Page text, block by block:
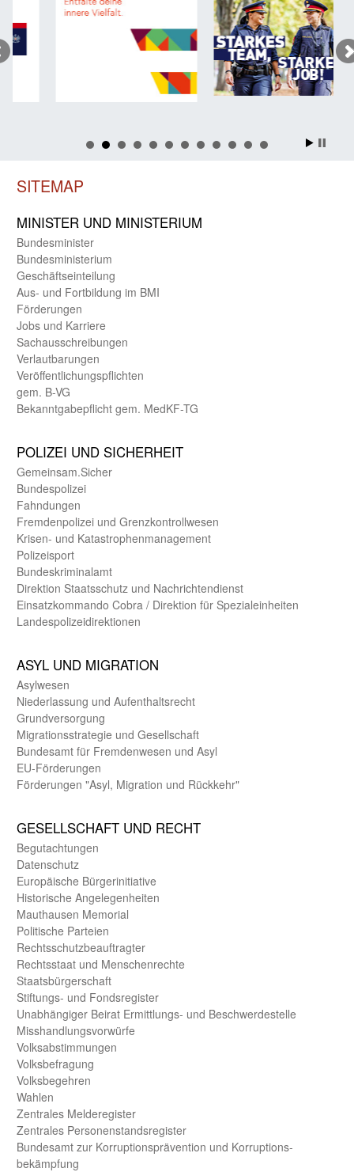
SITEMAP
MINISTER UND MINIST­ERIUM
Bundes­minister
Bundes­ministerium
Geschäfts­einteilung
Aus- und Fortbildung im BMI
Förderungen
Jobs und Karriere
Sachaus­schreibungen
Verlautbarungen
Veröffentlichungspflichten
gem. B-VG
Bekanntgabepflicht gem. MedKF-TG
POLIZEI UND SICHER­HEIT
Gemein­sam.Sicher
Bundes­polizei
Fahndungen
Fremdenpolizei und Grenzkontrollwesen
Krisen- und Katastrophen­management
Polizeisport
Bundes­kriminal­amt
Direktion Staats­schutz und Nach­richten­dienst
Einsatz­kommando Cobra / Direktion für Spezialeinheiten
Landes­polizei­direk­tionen
ASYL UND MIGRA­TION
Asyl­wesen
Nieder­lassung und Aufent­halts­recht
Grund­versorgung
Migrations­strategie und Gesell­schaft
Bundes­amt für Fremden­wesen und Asyl
EU-Förde­rungen
Förderungen "Asyl, Migration und Rückkehr"
GE­SELL­SCHAFT UND RECHT
Begut­achtungen
Daten­schutz
Europäische Bürger­initiative
Historische Angelegen­heiten
Mauthausen Memorial
Politische Parteien
Rechts­schutz­beauftragter
Rechts­staat und Menschen­rechte
Staats­bürger­schaft
Stiftungs- und Fonds­register
Unab­hängiger Beirat Ermittlungs- und Beschwerde­stelle
Misshandlungs­vorwürfe
Volks­abstimmungen
Volks­befragung
Volks­begehren
Wahlen
Zentrales Melde­register
Zentrales Personen­stands­register
Bundes­amt zur Korrup­tions­prävention und Korrup­tions­
bekämpfung